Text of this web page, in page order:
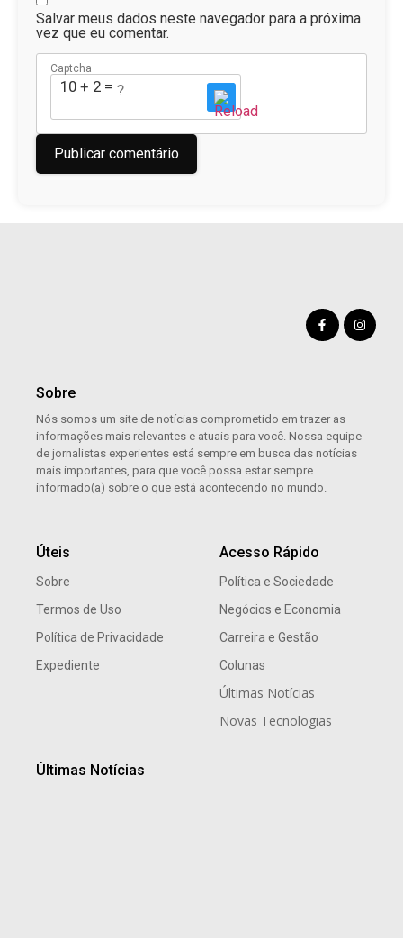
Salvar meus dados neste navegador para a próxima
vez que eu comentar.
Captcha
10 + 2 = ?
Sobre
Nós somos um site de notícias comprometido em trazer as
informações mais relevantes e atuais para você. Nossa equipe
de jornalistas experientes está sempre em busca das notícias
mais importantes, para que você possa estar sempre
informado(a) sobre o que está acontecendo no mundo.
Úteis
Sobre
Termos de Uso
Política de Privacidade
Expediente
Acesso Rápido
Política e Sociedade
Negócios e Economia
Carreira e Gestão
Colunas
Últimas Notícias
Novas Tecnologias
Últimas Notícias